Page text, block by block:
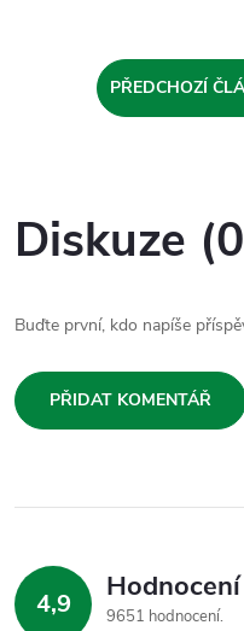
PŘEDCHOZÍ
Diskuze
Buďte první, kdo napíše
PŘIDAT KOMENTÁŘ
4,9
9651 hodnocení